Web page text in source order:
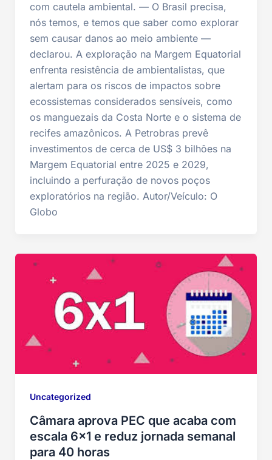
com cautela ambiental. — O Brasil precisa,
nós temos, e temos que saber como explorar
sem causar danos ao meio ambiente —
declarou. A exploração na Margem Equatorial
enfrenta resistência de ambientalistas, que
alertam para os riscos de impactos sobre
ecossistemas considerados sensíveis, como
os manguezais da Costa Norte e o sistema de
recifes amazônicos. A Petrobras prevê
investimentos de cerca de US$ 3 bilhões na
Margem Equatorial entre 2025 e 2029,
incluindo a perfuração de novos poços
exploratórios na região. Autor/Veículo: O
Globo
Uncategorized
Câmara aprova PEC que acaba com
escala 6×1 e reduz jornada semanal
para 40 horas